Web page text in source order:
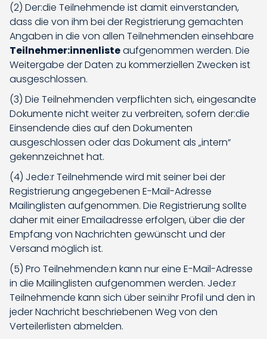
(2) Der:die Teilnehmende ist damit einverstanden,
dass die von ihm bei der Registrierung gemachten
Angaben in die von allen Teilnehmenden einsehbare
Teilnehmer:innenlisteaufgenommen werden. Die
Weitergabe der Daten zu kommerziellen Zwecken ist
ausgeschlossen.
(3) Die Teilnehmenden verpflichten sich, eingesandte
Dokumente nicht weiter zu verbreiten, sofern der:die
Einsendende dies auf den Dokumenten
ausgeschlossen oder das Dokument als „intern“
gekennzeichnet hat.
(4) Jede:r Teilnehmende wird mit seiner bei der
Registrierung angegebenen E-Mail-Adresse
Mailinglisten aufgenommen. Die Registrierung sollte
daher mit einer Emailadresse erfolgen, über die der
Empfang von Nachrichten gewünscht und der
Versand möglich ist.
(5) Pro Teilnehmende:n kann nur eine E-Mail-Adresse
in die Mailinglisten aufgenommen werden. Jede:r
Teilnehmende kann sich über sein:ihr Profil und den in
jeder Nachricht beschriebenen Weg von den
Verteilerlisten abmelden.